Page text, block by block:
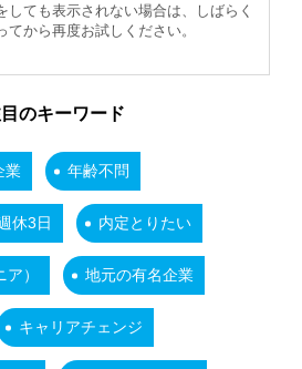
しても表示されない場合は、しばらく
てから再度お試しください。
のキーワード
業 年齢不問
休3日 内定とりたい
） 地元の有名企業
キャリアチェンジ